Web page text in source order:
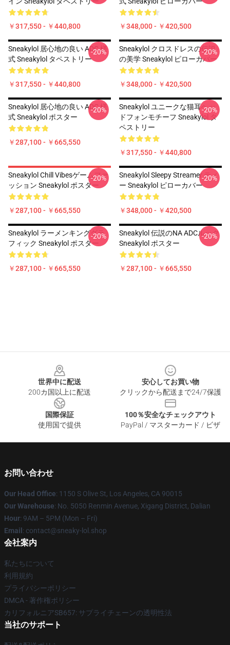
￥317,550 - ￥440,800 ￥348,000 - ￥420,500
Sneakylol 居心地の良い ADC 様
式 Sneakylol タペストリー
￥317,550 - ￥440,800
-20%
Sneakylol クロスドレスの伝説
の美学 Sneakylol ピローカバー
￥348,000 - ￥420,500
-20%
Sneakylol 居心地の良い ADC 様
式 Sneakylol ポスター
￥287,100 - ￥665,550
-20%
Sneakylol ユニークな猫耳ヘッ
ドフォンモチーフ Sneakylol タ
ペストリー
￥317,550 - ￥440,800
-20%
Sneakylol Chill Vibesゲームファ
ッション Sneakylol ポスター
￥287,100 - ￥665,550
-20%
Sneakylol Sleepy Streamer ティ
ー Sneakylol ピローカバー
￥348,000 - ￥420,500
-20%
Sneakylol ラーメンキンググラ
フィック Sneakylol ポスター
￥287,100 - ￥665,550
-20%
Sneakylol 伝説のNA ADCルック
Sneakylol ポスター
￥287,100 - ￥665,550
-20%
世界中に配送
200カ国以上に配送
安心してお買い物
クリックから配送まで24/7保護
国際保証
使用国で提供
100％安全なチェックアウト
PayPal / マスターカード / ビザ
お問い合わせ
Our Head Office: 1150 S Olive St, Los Angeles, CA 90015
Our Warehouse: No. 5050 Renmin Avenue, Xigang District, Dalian
Hour: 9AM – 5PM (Mon – Fri)
Email : contact@sneaky-lol.shop
会社案内
私たちについて
利用規約
プライバシーポリシー
DMCA - 著作権ポリシー
カリフォルニアSB657: サプライチェーンの透明性法
当社のサポート